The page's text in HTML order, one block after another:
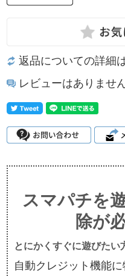
返品についての詳細
レビューはありませ
スマパチを
除が
とにかくすぐに遊びたい
自動クレジット機能